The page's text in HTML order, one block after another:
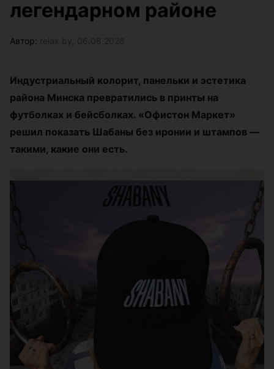
легендарном районе
Автор:
Индустриальный колорит, панельки и эстетика
района Минска превратились в принты на
футболках и бейсболках. «Офистон Маркет»
решил показать Шабаны без иронии и штампов —
такими, какие они есть.